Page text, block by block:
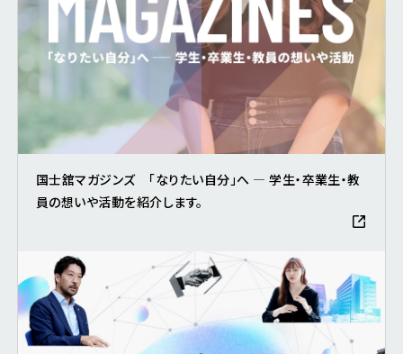
国士舘マガジンズ 「なりたい自分」へ ― 学生・卒業生・教
員の想いや活動を紹介します。